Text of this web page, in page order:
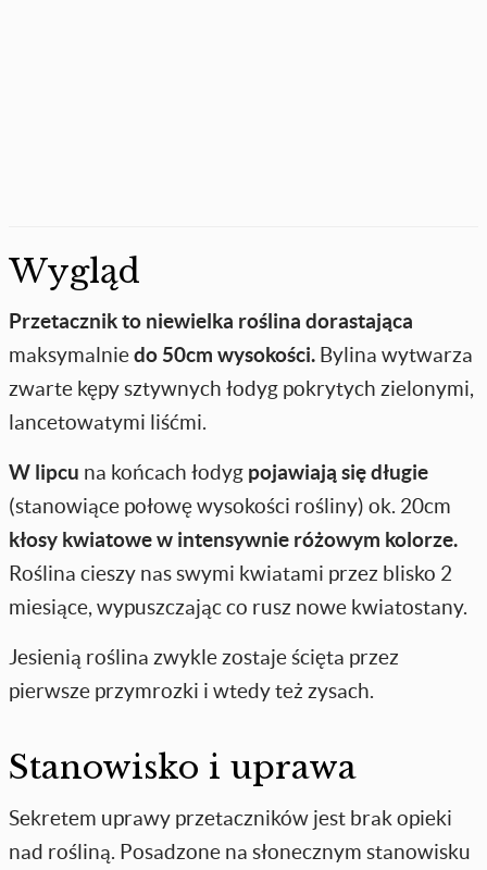
Wygląd
Przetacznik to niewielka roślina dorastająca
maksymalniedo 50cm wysokości. Bylina wytwarza
zwarte kępy sztywnych łodyg pokrytych zielonymi,
lancetowatymi liśćmi.
W lipcu na końcach łodyg pojawiają się długie
(stanowiące połowę wysokości rośliny) ok. 20cm
kłosy kwiatowew intensywnie różowym kolorze.
Roślina cieszy nas swymi kwiatami przez blisko 2
miesiące, wypuszczając co rusz nowe kwiatostany.
Jesienią roślina zwykle zostaje ścięta przez
pierwsze przymrozki i wtedy też zysach.
Stanowisko i uprawa
Sekretem uprawy przetaczników jest brak opieki
nad rośliną. Posadzone na słonecznym stanowisku